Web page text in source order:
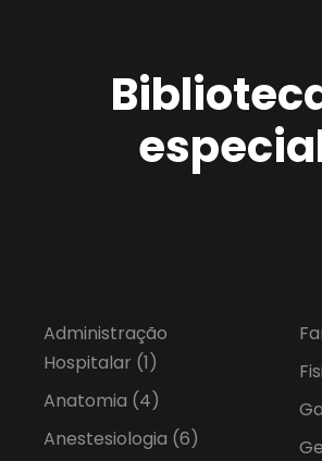
Administração
Hospitalar (1)
Anatomia (4)
Anestesiologia (6)